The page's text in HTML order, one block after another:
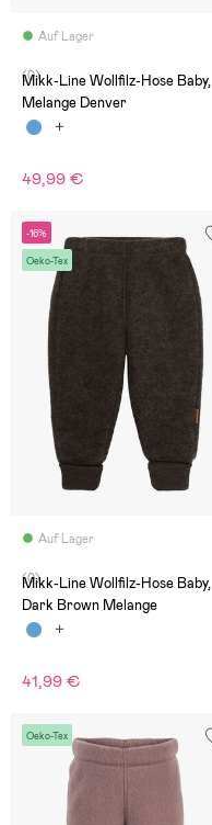
Auf Lager
(0)
Mikk-Line Wollfilz-Hose Baby,
Melange Denver
49,99 €
-16%
Oeko-Tex
Auf Lager
(0)
Mikk-Line Wollfilz-Hose Baby,
Dark Brown Melange
41,99 €
Oeko-Tex